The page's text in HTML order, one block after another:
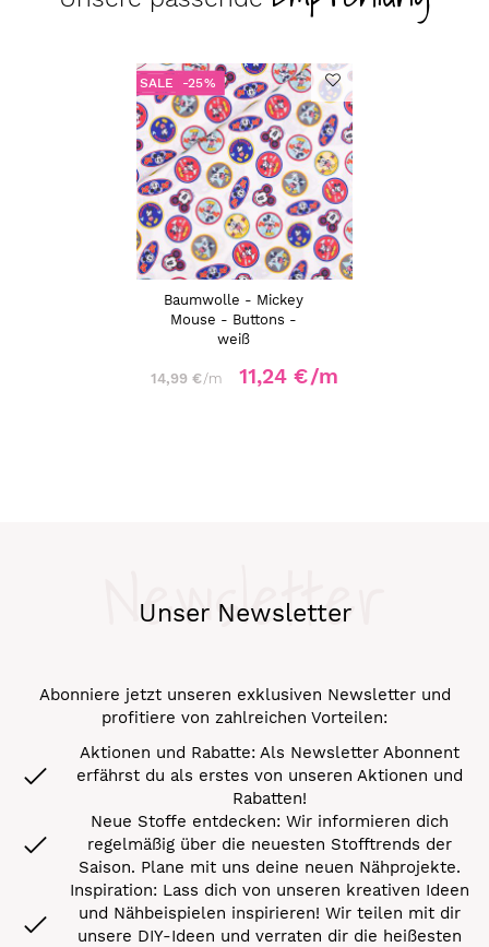
SALE -25%
Baumwolle - Mickey
Mouse - Buttons -
weiß
14,99 €/m 11,24 €/m
Unser Newsletter
Newsletter
Abonniere jetzt unseren exklusiven Newsletter und
profitiere von zahlreichen Vorteilen:
Aktionen und Rabatte: Als Newsletter Abonnent
erfährst du als erstes von unseren Aktionen und
Rabatten!
Neue Stoffe entdecken: Wir informieren dich
regelmäßig über die neuesten Stofftrends der
Saison. Plane mit uns deine neuen Nähprojekte.
Inspiration: Lass dich von unseren kreativen Ideen
und Nähbeispielen inspirieren! Wir teilen mit dir
unsere DIY-Ideen und verraten dir die heißesten